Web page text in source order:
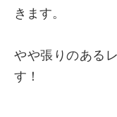
きます。
やや張りのある
す！